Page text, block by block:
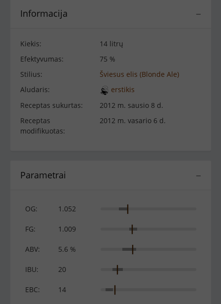
−
Informacija
Kiekis:
14 litrų
Efektyvumas:
75 %
Stilius:
Šviesus elis (Blonde Ale)
Aludaris:
erstikis
Receptas sukurtas:
2012 m. sausio 8 d.
Receptas
modifikuotas:
2012 m. vasario 6 d.
−
Parametrai
OG: 1.052
FG: 1.009
ABV: 5.6 %
IBU: 20
EBC: 14